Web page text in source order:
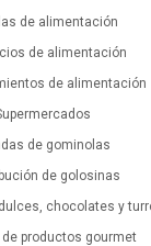
de alimentación
de alimentación
de alimentación
de gominolas
de golosinas
chocolates y
productos gourmet